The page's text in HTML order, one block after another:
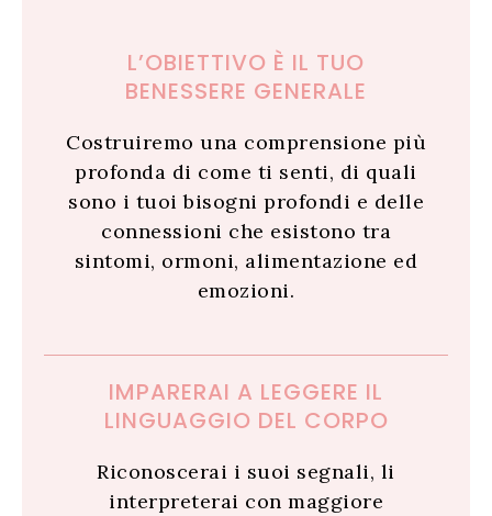
L’OBIETTIVO È IL TUO
BENESSERE GENERALE
Costruiremo una comprensione più
profonda di come ti senti, di quali
sono i tuoi bisogni profondi e delle
connessioni che esistono tra
sintomi, ormoni, alimentazione ed
emozioni.
IMPARERAI A LEGGERE IL
LINGUAGGIO DEL CORPO
Riconoscerai i suoi segnali, li
interpreterai con maggiore